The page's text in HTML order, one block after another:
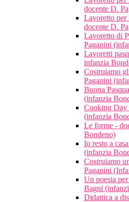
docente D.
Lavoretto per
docente D.
Lavoretto di
Paganini
Lavoretti
infanzia
Costruiamo
Paganini
Buona
(infanzia
Cooking Day
(infanzia
Le forme -
Bondeno)
Io resto a
(infanzia
Costruiamo
Paganini
Un poesia
Bagni
Didattica a